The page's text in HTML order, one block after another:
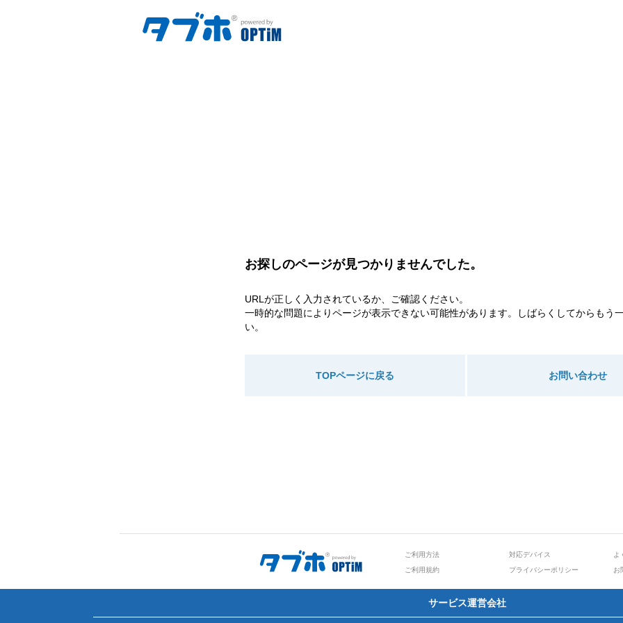
お探しのページが見つかりませんでした。
URLが正しく入力されているか、ご確認ください。
一時的な問題によりページが表示できない可能性があります。しばらくしてからもう
い。
TOPページに戻る お問い合わせ
ご利用方法 対応デバイス
よ
ご利用規約
プライバシーポリシー お
サービス運営会社